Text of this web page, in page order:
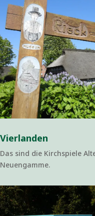
Vierlanden
Das sind die Kirchspiele
Neuengamme.